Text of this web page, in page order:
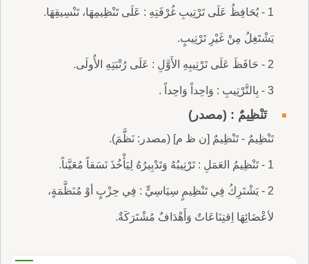
1 - يُحَافِظُ عَلَى تَرْتِيبِ غُرْفَتِهِ : عَلَى تَنْظِيمِهَا، تَنْسِيقِهَا.
يَشْتَغِلُ مِنْ غَيْرِ تَرْتِيبٍ.
2 - حَافَظَ عَلَى تَرْتِيبِهِ الأَوَّلِ : عَلَى رُتْبَتِهِ الأُولَى.
3 - بِالتَّرْتِيبِ : وَاحِداً وَاحِداً .
تَنْظِيمٌ : (مصدر)
تَنْظِيمٌ - تَنْظِيمٌ [ن ظ م] (مصدر: نَظَّمَ).
1 - تَنْظِيمُ العَمَلِ : تَرْتِيبُهُ وَتَدْبِيرُهُ لِيَأْخُذَ نَسَقاً مُعَيَّناً.
2 - يَشْتَرِكُ فِي تَنْظِيمٍ سِيَاسِيٍّ : فِي حِزْبٍ أوْ مُنَظَّمَةٍ،
لأعْضَائِهَا اِقتِنَاعَاتٌ وَأَهْدَافٌ مُشْتَرَكَةٌ.